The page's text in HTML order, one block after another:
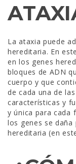
La ataxia puede
hereditaria. En
en los genes
bloques de ADN
cuerpo y que
de cada una de
características y
y única para cada
los genes se daña
hereditaria (en